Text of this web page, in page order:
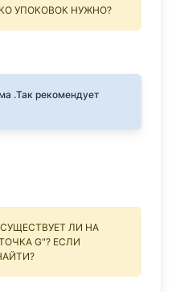
УПОКОВОК НУЖНО?
.Так рекомендует
ЛИ НА
G"? ЕСЛИ